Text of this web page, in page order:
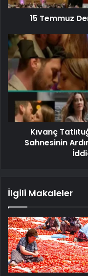
15 Temmuz
Kıvanç
Sahnesinin
İlgili Makaleler